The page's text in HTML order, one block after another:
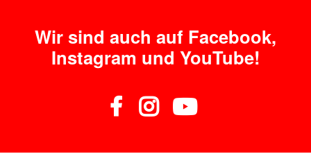
Wir sind auch auf Facebook,
Instagram und YouTube!